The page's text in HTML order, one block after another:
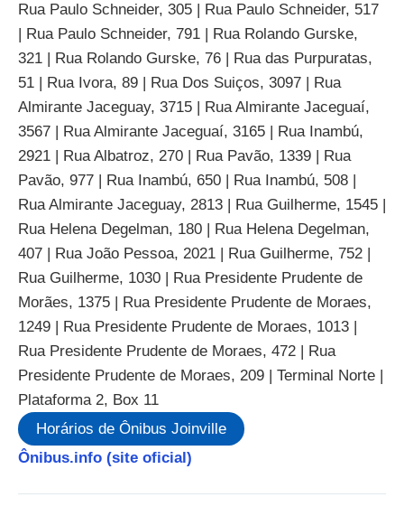
Rua Paulo Schneider, 305 | Rua Paulo Schneider, 517
| Rua Paulo Schneider, 791 | Rua Rolando Gurske,
321 | Rua Rolando Gurske, 76 | Rua das Purpuratas,
51 | Rua Ivora, 89 | Rua Dos Suiços, 3097 | Rua
Almirante Jaceguay, 3715 | Rua Almirante Jaceguaí,
3567 | Rua Almirante Jaceguaí, 3165 | Rua Inambú,
2921 | Rua Albatroz, 270 | Rua Pavão, 1339 | Rua
Pavão, 977 | Rua Inambú, 650 | Rua Inambú, 508 |
Rua Almirante Jaceguay, 2813 | Rua Guilherme, 1545 |
Rua Helena Degelman, 180 | Rua Helena Degelman,
407 | Rua João Pessoa, 2021 | Rua Guilherme, 752 |
Rua Guilherme, 1030 | Rua Presidente Prudente de
Morães, 1375 | Rua Presidente Prudente de Moraes,
1249 | Rua Presidente Prudente de Moraes, 1013 |
Rua Presidente Prudente de Moraes, 472 | Rua
Presidente Prudente de Moraes, 209 | Terminal Norte |
Plataforma 2, Box 11
Horários de Ônibus Joinville
Ônibus.info (site oficial)